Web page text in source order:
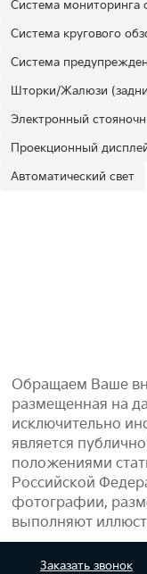
Система мониторинга
Система кругового
Система
Шторки/Жалюзи
Электронный
Проекционный
Автоматический свет
Обращаем Ваше
размещенная на
исключительно
является
положениями
Российской
фотографии,
выполняют
Заказать звонок